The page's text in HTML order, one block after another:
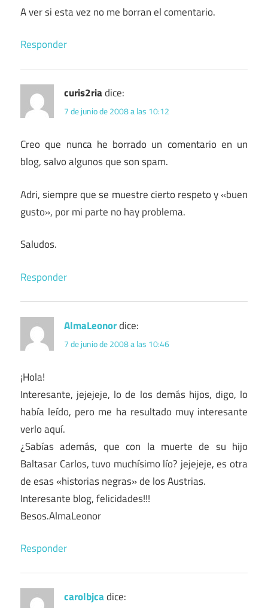
A ver si esta vez no me borran el comentario.
Responder
curis2riadice:
7 de junio de 2008 a las 10:12
Creo que nunca he borrado un comentario en un
blog, salvo algunos que son spam.
Adri, siempre que se muestre cierto respeto y «buen
gusto», por mi parte no hay problema.
Saludos.
Responder
AlmaLeonordice:
7 de junio de 2008 a las 10:46
¡Hola!
Interesante, jejejeje, lo de los demás hijos, digo, lo
había leído, pero me ha resultado muy interesante
verlo aquí.
¿Sabías además, que con la muerte de su hijo
Baltasar Carlos, tuvo muchísimo lío? jejejeje, es otra
de esas «historias negras» de los Austrias.
Interesante blog, felicidades!!!
Besos.AlmaLeonor
Responder
carolbjcadice: